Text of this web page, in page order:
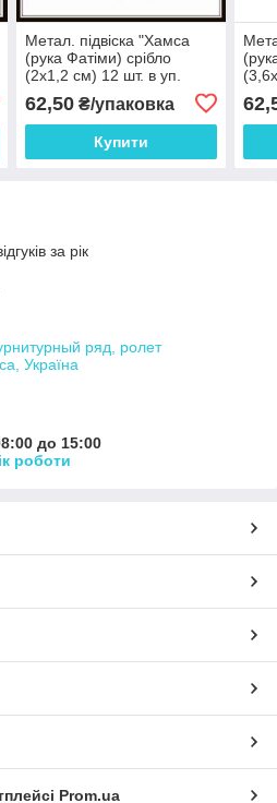
Метал. підвіска "Хамса
(рука Фатіми) срібло
(2х1,2 см) 12 шт. в уп.
62,50₴/упаковка
Купити
за рік
ряд, ролет
Україна
до 15:00
роботи
Prom.ua